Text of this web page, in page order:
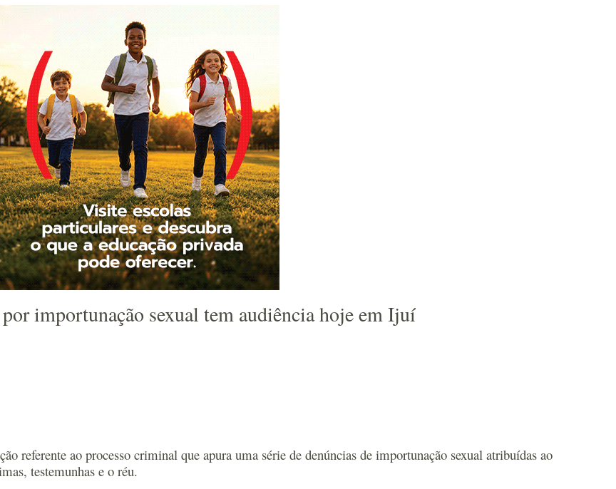
importunação sexual tem audiência hoje em Ijuí
referente ao processo criminal que apura uma série de denúncias de importunação sexual atribuídas ao
testemunhas e o réu.